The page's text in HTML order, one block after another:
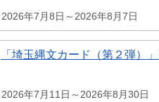
2026年7月8日～2026年8月7日
「埼玉縄文カード（第２弾）
2026年7月11日～2026年8月30日